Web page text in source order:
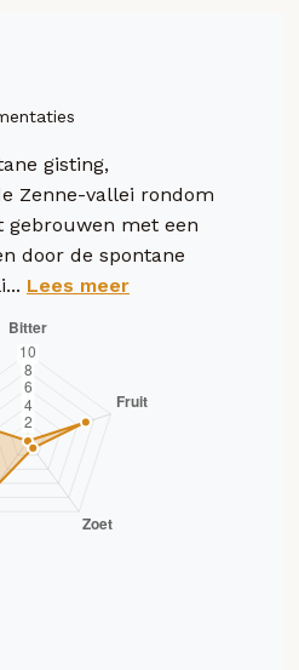
gisting,
Zenne-vallei rondom
gebrouwen met een
door de spontane
Lees meer